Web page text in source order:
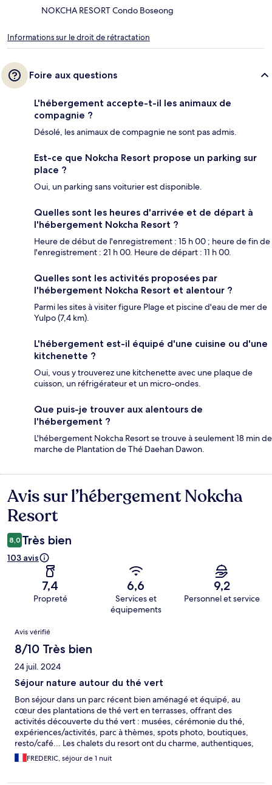
NOKCHA RESORT Condo Boseong
Informations sur le droit de rétractation
Foire aux questions
L'hébergement accepte-t-il les animaux de
compagnie ?
Désolé, les animaux de compagnie ne sont pas admis.
Est-ce que Nokcha Resort propose un parking sur
place ?
Oui, un parking sans voiturier est disponible.
Quelles sont les heures d'arrivée et de départ à
l'hébergement Nokcha Resort ?
Heure de début de l'enregistrement : 15 h 00 ; heure de fin de
l'enregistrement : 21 h 00. Heure de départ : 11 h 00.
Quelles sont les activités proposées par
l'hébergement Nokcha Resort et alentour ?
Parmi les sites à visiter figure Plage et piscine d'eau de mer de
Yulpo (7,4 km).
L'hébergement est-il équipé d'une cuisine ou d'une
kitchenette ?
Oui, vous y trouverez une kitchenette avec une plaque de
cuisson, un réfrigérateur et un micro-ondes.
Que puis-je trouver aux alentours de
l'hébergement ?
L'hébergement Nokcha Resort se trouve à seulement 18 min de
marche de Plantation de Thé Daehan Dawon.
Avis
Avis sur l’hébergement Nokcha
Resort
8,0 Très bien
103 avis
7,4
Propreté
6,6
Services et
équipements
9,2
Personnel et service
Avis
Avis vérifié
8/10 Très bien
24 juil. 2024
Séjour nature autour du thé vert
Bon séjour dans un parc récent bien aménagé et équipé, au
cœur des plantations de thé vert en terrasses, offrant des
activités découverte du thé vert : musées, cérémonie du thé,
expériences/activités, parc à thèmes, spots photo, boutiques,
resto/café... Les chalets du resort ont du charme, authentiques,
calme, en pleine nature, bien équipés. Equipe accueillante et
serviable
FREDERIC, séjour de 1 nuit